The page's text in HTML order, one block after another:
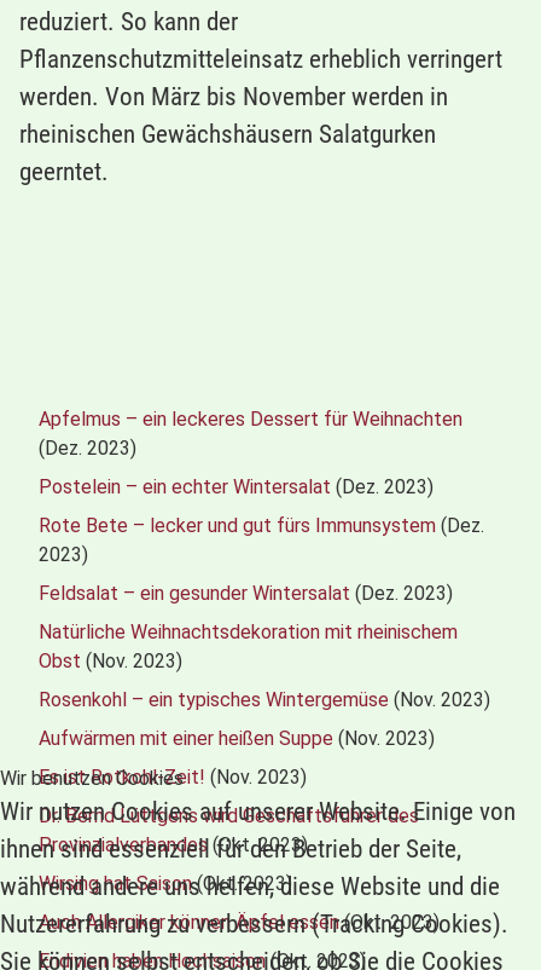
reduziert. So kann der
Pflanzenschutzmitteleinsatz erheblich verringert
werden. Von März bis November werden in
rheinischen Gewächshäusern Salatgurken
geerntet.
Apfelmus – ein leckeres Dessert für Weihnachten
(Dez. 2023)
Postelein – ein echter Wintersalat (Dez. 2023)
Rote Bete – lecker und gut fürs Immunsystem (Dez.
2023)
Feldsalat – ein gesunder Wintersalat (Dez. 2023)
Natürliche Weihnachtsdekoration mit rheinischem
Obst (Nov. 2023)
Rosenkohl – ein typisches Wintergemüse (Nov. 2023)
Aufwärmen mit einer heißen Suppe (Nov. 2023)
Es ist Rotkohl-Zeit! (Nov. 2023)
Dr. Bernd Lüttgens wird Geschäftsführer des
Provinzialverbandes (Okt. 2023)
Wirsing hat Saison (Okt. 2023)
Auch Allergiker können Äpfel essen (Okt. 2023)
Endivien haben Hochsaison (Okt. 2023)
Wir benutzen Cookies
Wir nutzen Cookies auf unserer Website. Einige von
ihnen sind essenziell für den Betrieb der Seite,
während andere uns helfen, diese Website und die
Nutzererfahrung zu verbessern (Tracking Cookies).
Sie können selbst entscheiden, ob Sie die Cookies